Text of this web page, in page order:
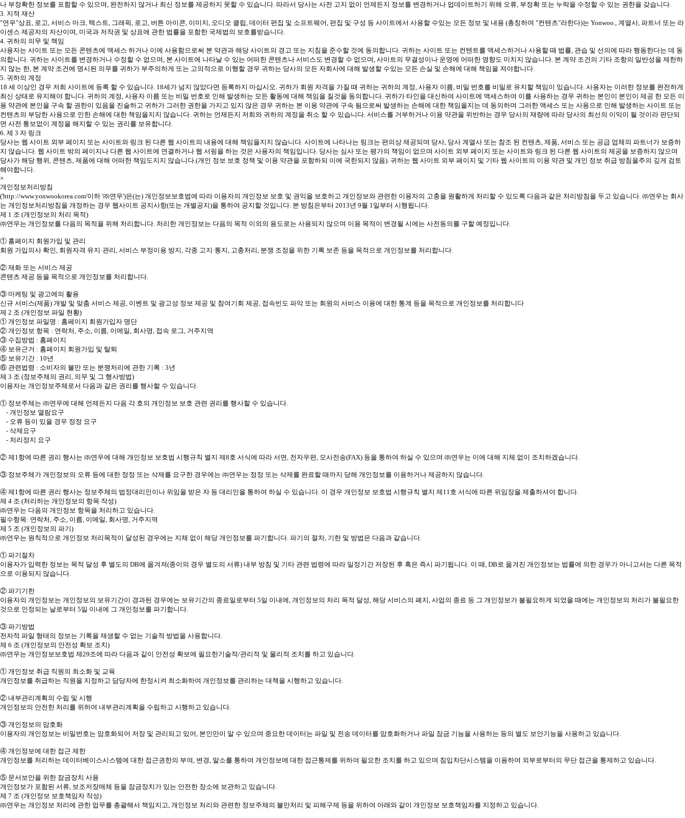
나 부정확한 정보를 포함할 수 있으며, 완전하지 않거나 최신 정보를 제공하지 못할 수 있습니다. 따라서 당사는 사전 고지 없이 언제든지 정보를 변경하거나 업데이트하기 위해 오류, 부정확 또는 누락을 수정할 수 있는 권한을 갖습니다.
3. 지적 재산
"연우"상표, 로고, 서비스 마크, 텍스트, 그래픽, 로고, 버튼 아이콘, 이미지, 오디오 클립, 데이터 편집 및 소프트웨어, 편집 및 구성 등 사이트에서 사용할 수있는 모든 정보 및 내용 (총칭하여 "컨텐츠"라한다)는 Yonwoo., 계열사, 파트너 또는 라
이센스 제공자의 자산이며, 미국과 저작권 및 상표에 관한 법률을 포함한 국제법의 보호를받습니다.
4. 귀하의 의무 및 책임
사용자는 사이트 또는 모든 콘텐츠에 액세스 하거나 이에 사용함으로써 본 약관과 해당 사이트의 경고 또는 지침을 준수할 것에 동의합니다. 귀하는 사이트 또는 컨텐트를 액세스하거나 사용할 때 법률, 관습 및 선의에 따라 행동한다는 데 동
의합니다. 귀하는 사이트를 변경하거나 수정할 수 없으며, 본 사이트에 나타날 수 있는 어떠한 콘텐츠나 서비스도 변경할 수 없으며, 사이트의 무결성이나 운영에 어떠한 영향도 미치지 않습니다. 본 계약 조건의 기타 조항의 일반성을 제한하
지 않는 한, 본 계약 조건에 명시된 의무를 귀하가 부주의하게 또는 고의적으로 이행할 경우 귀하는 당사의 모든 자회사에 대해 발생할 수있는 모든 손실 및 손해에 대해 책임을 져야합니다.
5. 귀하의 계정
18 세 이상인 경우 저희 사이트에 등록 할 수 있습니다. 18세가 넘지 않았다면 등록하지 마십시오. 귀하가 회원 자격을 가질 때 귀하는 귀하의 계정, 사용자 이름, 비밀 번호를 비밀로 유지할 책임이 있습니다. 사용자는 이러한 정보를 완전하게
최신 상태로 유지해야 합니다. 귀하의 계정, 사용자 이름 또는 비밀 번호로 인해 발생하는 모든 활동에 대해 책임을 질것을 동의합니다. 귀하가 타인을 대신하여 사이트에 액세스하여 이를 사용하는 경우 귀하는 본인이 본인이 제공 한 모든 이
용 약관에 본인을 구속 할 권한이 있음을 진술하고 귀하가 그러한 권한을 가지고 있지 않은 경우 귀하는 본 이용 약관에 구속 됨으로써 발생하는 손해에 대한 책임을지는 데 동의하며 그러한 액세스 또는 사용으로 인해 발생하는 사이트 또는
컨텐츠의 부당한 사용으로 인한 손해에 대한 책임을지지 않습니다. 귀하는 언제든지 저희와 귀하의 계정을 취소 할 수 있습니다. 서비스를 거부하거나 이용 약관을 위반하는 경우 당사의 재량에 따라 당사의 최선의 이익이 될 것이라 판단되
면 사전 통보없이 계정을 해지할 수 있는 권리를 보유합니다.
6. 제 3 자 링크
당사는 웹 사이트 외부 페이지 또는 사이트와 링크 된 다른 웹 사이트의 내용에 대해 책임을지지 않습니다. 사이트에 나타나는 링크는 편의상 제공되며 당사, 당사 계열사 또는 참조 된 컨텐츠, 제품, 서비스 또는 공급 업체의 파트너가 보증하
지 않습니다. 웹 사이트 밖의 페이지나 다른 웹 사이트에 연결하거나 웹 서핑을 하는 것은 사용자의 책임입니다. 당사는 심사 또는 평가의 책임이 없으며 사이트 외부 페이지 또는 사이트와 링크 된 다른 웹 사이트의 제공을 보증하지 않으며
당사가 해당 행위, 콘텐츠, 제품에 대해 어떠한 책임도지지 않습니다.(개인 정보 보호 정책 및 이용 약관을 포함하되 이에 국한되지 않음). 귀하는 웹 사이트 외부 페이지 및 기타 웹 사이트의 이용 약관 및 개인 정보 취급 방침을주의 깊게 검토
해야합니다.
×
개인정보처리방침
('http://www.yonwookorea.com'이하 '㈜연우')은(는) 개인정보보호법에 따라 이용자의 개인정보 보호 및 권익을 보호하고 개인정보와 관련한 이용자의 고충을 원활하게 처리할 수 있도록 다음과 같은 처리방침을 두고 있습니다. ㈜연우는 회사
는 개인정보처리방침을 개정하는 경우 웹사이트 공지사항(또는 개별공지)을 통하여 공지할 것입니다. 본 방침은부터 2013년 9월 1일부터 시행됩니다.
제 1 조 (개인정보의 처리 목적)
㈜연우는 개인정보를 다음의 목적을 위해 처리합니다. 처리한 개인정보는 다음의 목적 이외의 용도로는 사용되지 않으며 이용 목적이 변경될 시에는 사전동의를 구할 예정입니다.
① 홈페이지 회원가입 및 관리
회원 가입의사 확인, 회원자격 유지·관리, 서비스 부정이용 방지, 각종 고지·통지, 고충처리, 분쟁 조정을 위한 기록 보존 등을 목적으로 개인정보를 처리합니다.
② 재화 또는 서비스 제공
콘텐츠 제공 등을 목적으로 개인정보를 처리합니다.
③ 마케팅 및 광고에의 활용
신규 서비스(제품) 개발 및 맞춤 서비스 제공, 이벤트 및 광고성 정보 제공 및 참여기회 제공, 접속빈도 파악 또는 회원의 서비스 이용에 대한 통계 등을 목적으로 개인정보를 처리합니다
제 2 조 (개인정보 파일 현황)
① 개인정보 파일명 : 홈페이지 회원가입자 명단
② 개인정보 항목 : 연락처, 주소, 이름, 이메일, 회사명, 접속 로그, 거주지역
③ 수집방법 : 홈페이지
④ 보유근거 : 홈페이지 회원가입 및 탈퇴
⑤ 보유기간 : 10년
⑥ 관련법령 : 소비자의 불만 또는 분쟁처리에 관한 기록 : 3년
제 3 조 (정보주체의 권리, 의무 및 그 행사방법)
이용자는 개인정보주체로서 다음과 같은 권리를 행사할 수 있습니다.
① 정보주체는 ㈜연우에 대해 언제든지 다음 각 호의 개인정보 보호 관련 권리를 행사할 수 있습니다.
- 개인정보 열람요구
- 오류 등이 있을 경우 정정 요구
- 삭제요구
- 처리정지 요구
② 제1항에 따른 권리 행사는 ㈜연우에 대해 개인정보 보호법 시행규칙 별지 제8호 서식에 따라 서면, 전자우편, 모사전송(FAX) 등을 통하여 하실 수 있으며 ㈜연우는 이에 대해 지체 없이 조치하겠습니다.
③ 정보주체가 개인정보의 오류 등에 대한 정정 또는 삭제를 요구한 경우에는 ㈜연우는 정정 또는 삭제를 완료할 때까지 당해 개인정보를 이용하거나 제공하지 않습니다.
④ 제1항에 따른 권리 행사는 정보주체의 법정대리인이나 위임을 받은 자 등 대리인을 통하여 하실 수 있습니다. 이 경우 개인정보 보호법 시행규칙 별지 제11호 서식에 따른 위임장을 제출하셔야 합니다.
제 4 조 (처리하는 개인정보의 항목 작성)
㈜연우는 다음의 개인정보 항목을 처리하고 있습니다.
필수항목: 연락처, 주소, 이름, 이메일, 회사명, 거주지역
제 5 조 (개인정보의 파기)
㈜연우는 원칙적으로 개인정보 처리목적이 달성된 경우에는 지체 없이 해당 개인정보를 파기합니다. 파기의 절차, 기한 및 방법은 다음과 같습니다.
① 파기절차
이용자가 입력한 정보는 목적 달성 후 별도의 DB에 옮겨져(종이의 경우 별도의 서류) 내부 방침 및 기타 관련 법령에 따라 일정기간 저장된 후 혹은 즉시 파기됩니다. 이 때, DB로 옮겨진 개인정보는 법률에 의한 경우가 아니고서는 다른 목적
으로 이용되지 않습니다.
② 파기기한
이용자의 개인정보는 개인정보의 보유기간이 경과된 경우에는 보유기간의 종료일로부터 5일 이내에, 개인정보의 처리 목적 달성, 해당 서비스의 폐지, 사업의 종료 등 그 개인정보가 불필요하게 되었을 때에는 개인정보의 처리가 불필요한
것으로 인정되는 날로부터 5일 이내에 그 개인정보를 파기합니다.
③ 파기방법
전자적 파일 형태의 정보는 기록을 재생할 수 없는 기술적 방법을 사용합니다.
제 6 조 (개인정보의 안전성 확보 조치)
㈜연우는 개인정보보호법 제29조에 따라 다음과 같이 안전성 확보에 필요한기술적/관리적 및 물리적 조치를 하고 있습니다.
① 개인정보 취급 직원의 최소화 및 교육
개인정보를 취급하는 직원을 지정하고 담당자에 한정시켜 최소화하여 개인정보를 관리하는 대책을 시행하고 있습니다.
② 내부관리계획의 수립 및 시행
개인정보의 안전한 처리를 위하여 내부관리계획을 수립하고 시행하고 있습니다.
③ 개인정보의 암호화
이용자의 개인정보는 비밀번호는 암호화되어 저장 및 관리되고 있어, 본인만이 알 수 있으며 중요한 데이터는 파일 및 전송 데이터를 암호화하거나 파일 잠금 기능을 사용하는 등의 별도 보안기능을 사용하고 있습니다.
④ 개인정보에 대한 접근 제한
개인정보를 처리하는 데이터베이스시스템에 대한 접근권한의 부여, 변경, 말소를 통하여 개인정보에 대한 접근통제를 위하여 필요한 조치를 하고 있으며 침입차단시스템을 이용하여 외부로부터의 무단 접근을 통제하고 있습니다.
⑤ 문서보안을 위한 잠금장치 사용
개인정보가 포함된 서류, 보조저장매체 등을 잠금장치가 있는 안전한 장소에 보관하고 있습니다.
제 7 조 (개인정보 보호책임자 작성)
㈜연우는 개인정보 처리에 관한 업무를 총괄해서 책임지고, 개인정보 처리와 관련한 정보주체의 불만처리 및 피해구제 등을 위하여 아래와 같이 개인정보 보호책임자를 지정하고 있습니다.